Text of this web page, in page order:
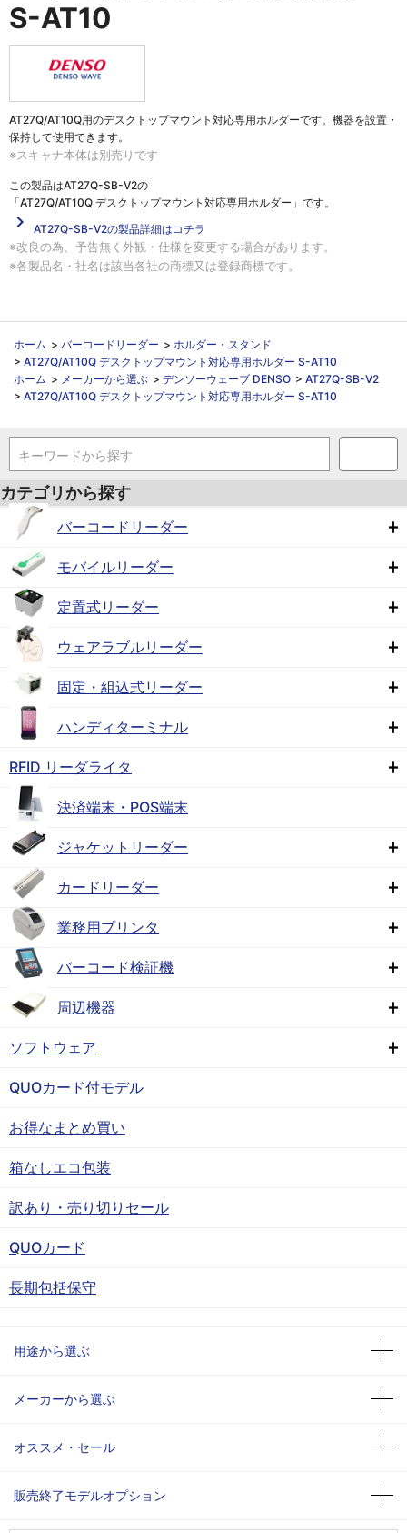
S-AT10
AT27Q/AT10Q用のデスクトップマウント対応専用ホルダーです。機器を設置・
保持して使用できます。
※スキャナ本体は別売りです
この製品はAT27Q-SB-V2の
「AT27Q/AT10Q デスクトップマウント対応専用ホルダー」 です。
navigate_next
AT27Q-SB-V2の製品詳細はコチラ
※改良の為、予告無く外観・仕様を変更する場合があります。
※各製品名・社名は該当各社の商標又は登録商標です。
ホーム > バーコードリーダー > ホルダー・スタンド
> AT27Q/AT10Q デスクトップマウント対応専用ホルダー S-AT10
ホーム > メーカーから選ぶ > デンソーウェーブ DENSO > AT27Q-SB-V2
> AT27Q/AT10Q デスクトップマウント対応専用ホルダー S-AT10
キーワードから探す
カテゴリから探す
バーコードリーダー
モバイルリーダー
定置式リーダー
ウェアラブルリーダー
固定・組込式リーダー
ハンディターミナル
RFID リーダライタ
決済端末・POS端末
ジャケットリーダー
カードリーダー
業務用プリンタ
バーコード検証機
周辺機器
ソフトウェア
QUOカード付モデル
お得なまとめ買い
箱なしエコ包装
訳あり・売り切りセール
QUOカード
長期包括保守
用途から選ぶ
メーカーから選ぶ
オススメ・セール
販売終了モデルオプション